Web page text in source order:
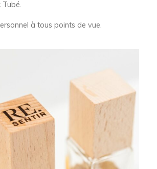
Tubé.
à tous points de vue.